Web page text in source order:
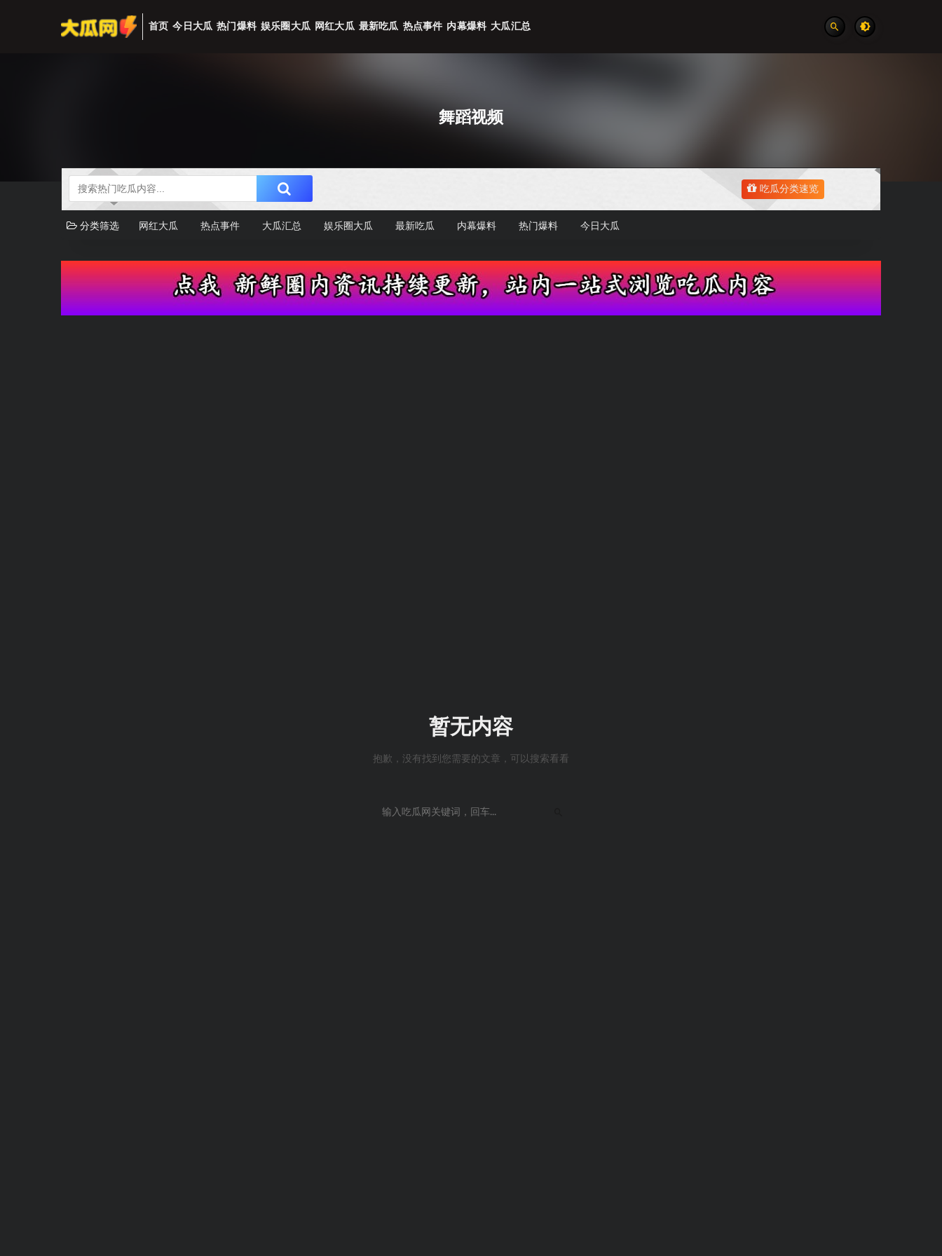
首页 今日大瓜 热门爆料 娱乐圈大瓜 网红大瓜 最新吃瓜 热点事件 内幕爆料 大瓜汇总
舞蹈视频
吃瓜分类速览
分类筛选 网红大瓜 热点事件 大瓜汇总 娱乐圈大瓜 最新吃瓜 内幕爆料 热门爆料 今日大瓜
暂无内容
抱歉，没有找到您需要的文章，可以搜索看看